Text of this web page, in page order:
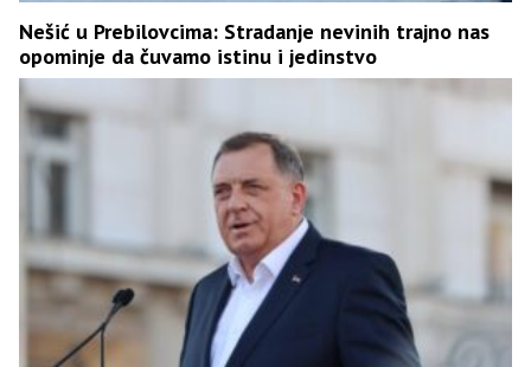
Nešić u Prebilovcima: Stradanje nevinih trajno nas
opominje da čuvamo istinu i jedinstvo